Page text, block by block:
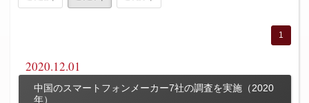
1
2020.12.01
中国のスマートフォンメーカー7社の調査を実施（2020
年）